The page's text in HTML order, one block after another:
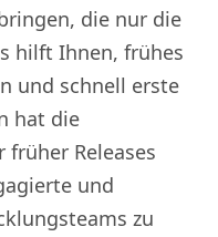
die nur die
hilft Ihnen, frühes
und schnell erste
hat die
Releases
und
zu